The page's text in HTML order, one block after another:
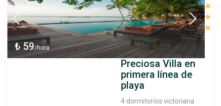
₺ 59/hora
Preciosa Villa en
primera línea de
playa
4 dormitorios victoriana